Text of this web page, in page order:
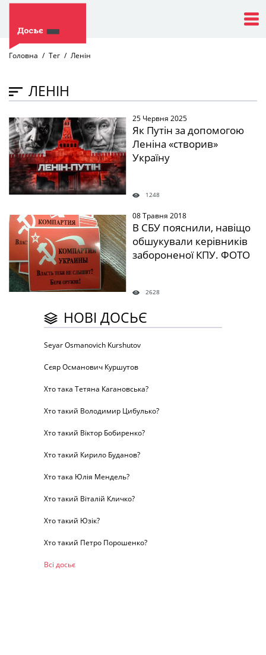
Головна Тег Ленін
ЛЕНІН
" /> 25 Червня 2025
Як Путін за допомогою
Леніна «створив»
Україну
1248
" /> 08 Травня 2018
В СБУ пояснили, навіщо
обшукували керівників
забороненої КПУ. ФОТО
2628
НОВІ ДОСЬЄ
Seyar Osmanovich Kurshutov
Сєяр Османович Куршутов
Хто така Тетяна Кагановська?
Хто такий Володимир Цибулько?
Хто такий Віктор Бобиренко?
Хто такий Кирило Буданов?
Хто така Юлія Мендель?
Хто такий Віталій Кличко?
Хто такий Юзік?
Хто такий Петро Порошенко?
Всі досьє